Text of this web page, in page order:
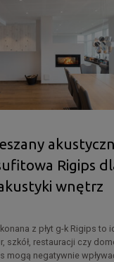
Rigips
wnętrz
z płyt g-k Rigips to
szkół, restauracji czy
mogą negatywnie